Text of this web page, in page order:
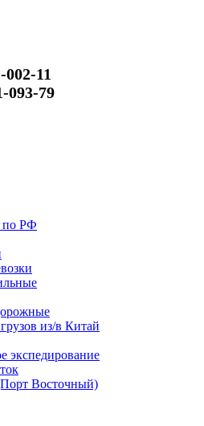
11
093-79
по РФ
из/в Китай
экспедирование
Восточный)